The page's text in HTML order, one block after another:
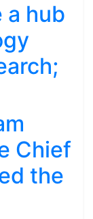
a hub
Chief
the